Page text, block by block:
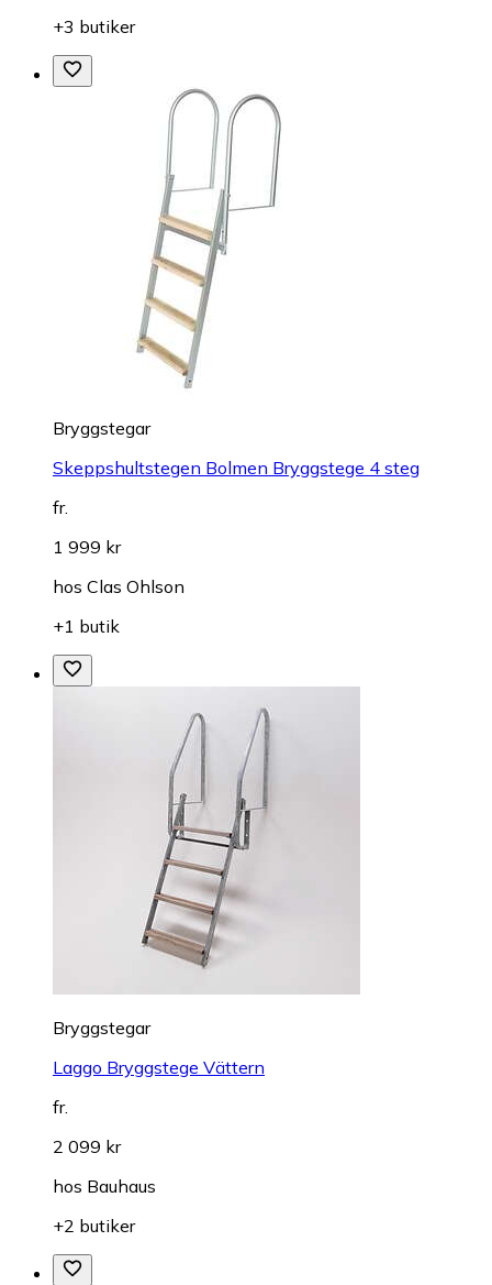
+3 butiker
Bryggstegar
Skeppshultstegen Bolmen Bryggstege 4 steg
fr.
1 999 kr
hos Clas Ohlson
+1 butik
Bryggstegar
Laggo Bryggstege Vättern
fr.
2 099 kr
hos Bauhaus
+2 butiker